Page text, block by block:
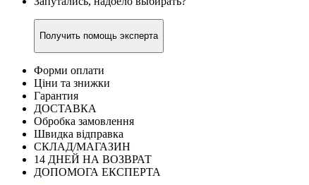
Получить помощь эксперта
Форми оплати
Ціни та знижки
Гарантия
ДОСТАВКА
Обробка замовлення
Швидка відправка
СКЛАД/МАГАЗИН
14 ДНЕЙ НА ВОЗВРАТ
ДОПОМОГА ЕКСПЕРТА